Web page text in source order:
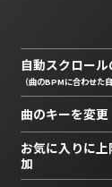
自動スクロー
（曲のBPMに合わせた
曲のキーを変更
お気に入りに
加